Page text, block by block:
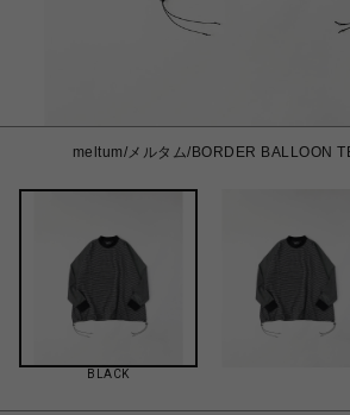
meltum/メルタム/BORDER BALLOON
BLACK